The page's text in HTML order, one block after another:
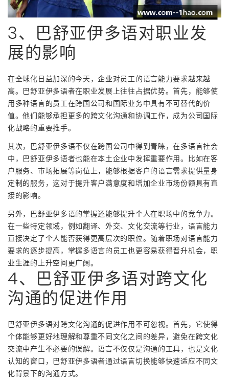
3、巴舒亚伊多语对职业发
展的影响
在全球化日益加深的今天，企业对员工的语言能力要求越来越
高。巴舒亚伊多语者在职业发展上往往占据优势。首先，能够使
用多种语言的员工在跨国公司和国际业务中具有不可替代的价
值。他们能够承担更多的跨文化沟通和协调工作，成为公司国际
化战略的重要推手。
其次，巴舒亚伊多语不仅在跨国公司中得到青睐，在多语言社会
中，巴舒亚伊多语者也能在本土企业中发挥重要作用。比如在客
户服务、市场拓展等岗位上，能够根据客户的语言需求提供量身
定制的服务，这对于提升客户满意度和增加企业市场份额具有直
接的影响。
另外，巴舒亚伊多语的掌握还能够提升个人在职场中的竞争力。
在一些特定领域，例如翻译、外交、文化交流等行业，语言能力
直接决定了个人能否获得更高层次的职位。随着职场对语言能力
要求的逐步提高，掌握多语言的员工也更容易获得晋升机会，职
业生涯的上升空间更广阔。
4、巴舒亚伊多语对跨文化
沟通的促进作用
巴舒亚伊多语对跨文化沟通的促进作用不可忽视。首先，它使得
个体能够更好地理解和尊重不同文化之间的差异，避免在跨文化
交流中产生不必要的误解。语言不仅仅是沟通的工具，也是文化
认知的窗口，巴舒亚伊多语者通过语言切换能够快速适应不同文
化背景下的沟通方式。